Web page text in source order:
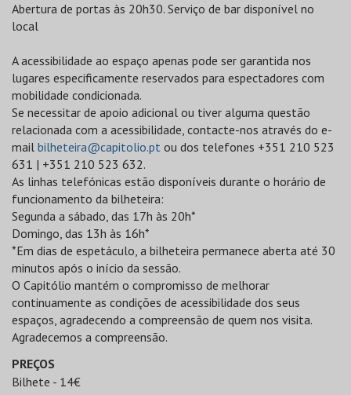
Abertura de portas às 20h30. Serviço de bar disponível no
local
A acessibilidade ao espaço apenas pode ser garantida nos
lugares especificamente reservados para espectadores com
mobilidade condicionada.
Se necessitar de apoio adicional ou tiver alguma questão
relacionada com a acessibilidade, contacte-nos através do e-
mail bilheteira@capitolio.pt ou dos telefones +351 210 523
631 | +351 210 523 632.
As linhas telefónicas estão disponíveis durante o horário de
funcionamento da bilheteira:
Segunda a sábado, das 17h às 20h*
Domingo, das 13h às 16h*
*Em dias de espetáculo, a bilheteira permanece aberta até 30
minutos após o início da sessão.
O Capitólio mantém o compromisso de melhorar
continuamente as condições de acessibilidade dos seus
espaços, agradecendo a compreensão de quem nos visita.
Agradecemos a compreensão.
PREÇOS
Bilhete - 14€